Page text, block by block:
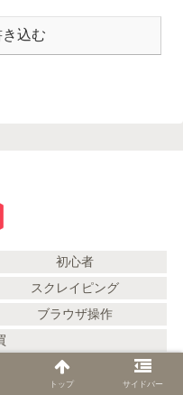
込む
初心者
スクレイピング
ブラウザ操作
ヒカン備忘録.
トップ サイドバー